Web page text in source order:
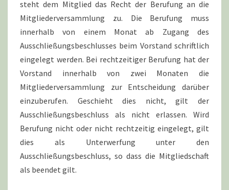
steht dem Mitglied das Recht der Berufung an die
Mitgliederversammlung zu. Die Berufung muss
innerhalb von einem Monat ab Zugang des
Ausschließungsbeschlusses beim Vorstand schriftlich
eingelegt werden. Bei rechtzeitiger Berufung hat der
Vorstand innerhalb von zwei Monaten die
Mitgliederversammlung zur Entscheidung darüber
einzuberufen. Geschieht dies nicht, gilt der
Ausschließungsbeschluss als nicht erlassen. Wird
Berufung nicht oder nicht rechtzeitig eingelegt, gilt
dies als Unterwerfung unter den
Ausschließungsbeschluss, so dass die Mitgliedschaft
als beendet gilt.